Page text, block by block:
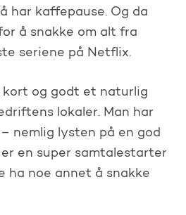
har kaffepause. Og da
å snakke om alt fra
seriene på Netflix.
kort og godt et naturlig
lokaler. Man har
nemlig lysten på en god
en super samtalestarter
ha noe annet å snakke